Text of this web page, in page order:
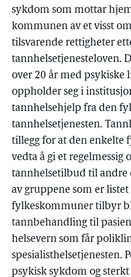
sykdom som mottar
kommunen av et visst
tilsvarende rettigheter
tannhelsetjenesteloven.
over 20 år med psykiske
oppholder seg i
tannhelsehjelp fra den
tannhelsetjenesten.
tillegg for at den enkelte
vedta å gi et regelmessig
tannhelsetilbud til andre
av gruppene som er
fylkeskommuner tilbyr
tannbehandling til
helsevern som får
spesialisthelsetjenesten.
psykisk sykdom og